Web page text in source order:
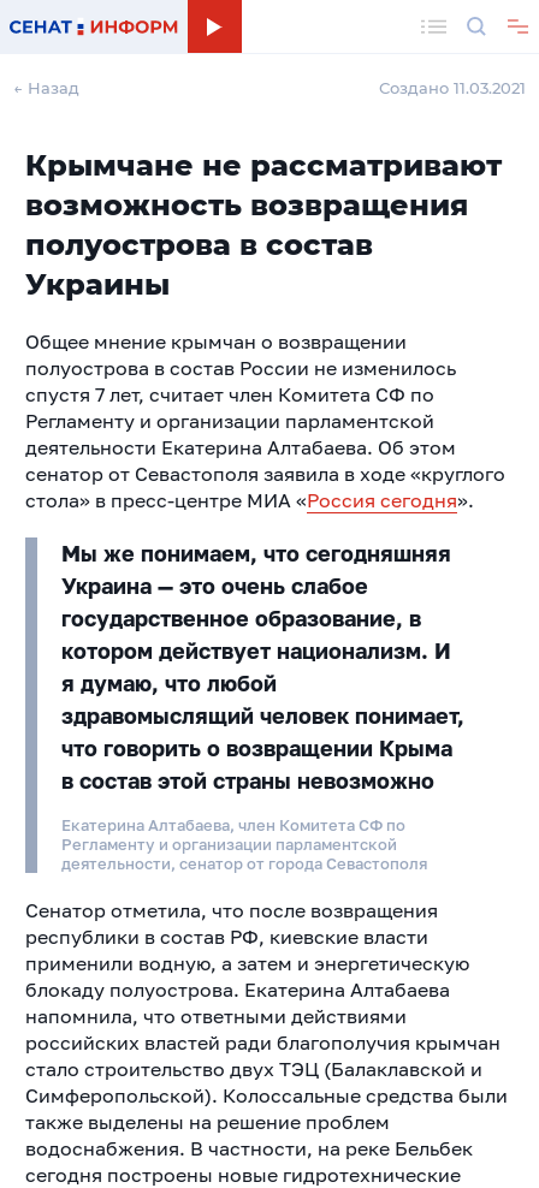
← Назад Создано 11.03.2021
Крымчане не рассматривают
возможность возвращения
полуострова в состав
Украины
Общее мнение крымчан о возвращении
полуострова в состав России не изменилось
спустя 7 лет, считает член Комитета СФ по
Регламенту и организации парламентской
деятельности Екатерина Алтабаева. Об этом
сенатор от Севастополя заявила в ходе «круглого
стола» в пресс-центре МИА «Россия сегодня».
Мы же понимаем, что сегодняшняя
Украина — это очень слабое
государственное образование, в
котором действует национализм. И
я думаю, что любой
здравомыслящий человек понимает,
что говорить о возвращении Крыма
в состав этой страны невозможно
Екатерина Алтабаева, член Комитета СФ по
Регламенту и организации парламентской
деятельности, сенатор от города Севастополя
Сенатор отметила, что после возвращения
республики в состав РФ, киевские власти
применили водную, а затем и энергетическую
блокаду полуострова. Екатерина Алтабаева
напомнила, что ответными действиями
российских властей ради благополучия крымчан
стало строительство двух ТЭЦ (Балаклавской и
Симферопольской). Колоссальные средства были
также выделены на решение проблем
водоснабжения. В частности, на реке Бельбек
сегодня построены новые гидротехнические